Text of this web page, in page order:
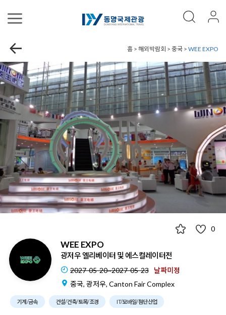
홈 > 해외박람회 > 중국 > WEE EXPO
0
WEE EXPO
광저우 엘리베이터 및 에스컬레이터전
2027-05-20~2027-05-23
날짜미정
중국, 광저우, Canton Fair Complex
기계/금속 건설/건축/토목/조경 IT/모바일/첨단산업